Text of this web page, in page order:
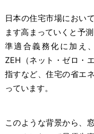
日本の住宅市場において
ます高まっていくと予
準適合義務化に加え
ZEH（ネット・ゼロ・
指すなど、住宅の省エ
っています。
このような背景から、